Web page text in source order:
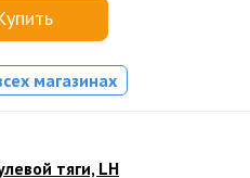
магазинах
тяги, LH